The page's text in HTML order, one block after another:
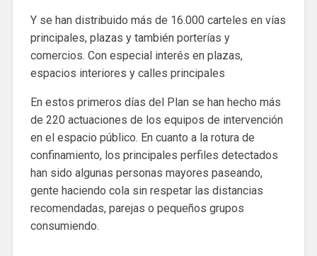
Y se han distribuido más de 16.000 carteles en vías
principales, plazas y también porterías y
comercios. Con especial interés en plazas,
espacios interiores y calles principales
En estos primeros días del Plan se han hecho más
de 220 actuaciones de los equipos de intervención
en el espacio público. En cuanto a la rotura de
confinamiento, los principales perfiles detectados
han sido algunas personas mayores paseando,
gente haciendo cola sin respetar las distancias
recomendadas, parejas o pequeños grupos
consumiendo.